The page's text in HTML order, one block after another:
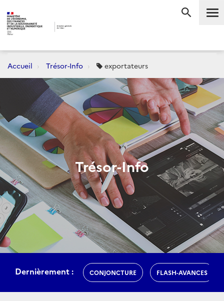
Accueil Trésor-Info exportateurs
Trésor-Info
Dernièrement : CONJONCTURE FLASH-AVANCES